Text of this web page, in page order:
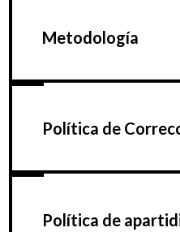
Metodología
Política de
Política de